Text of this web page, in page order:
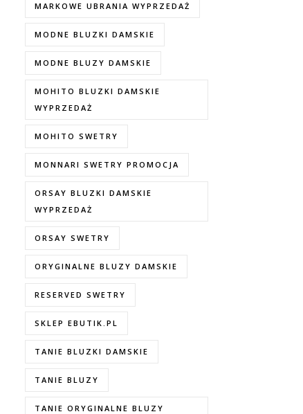
MARKOWE UBRANIA WYPRZEDAŻ
MODNE BLUZKI DAMSKIE
MODNE BLUZY DAMSKIE
MOHITO BLUZKI DAMSKIE
WYPRZEDAŻ
MOHITO SWETRY
MONNARI SWETRY PROMOCJA
ORSAY BLUZKI DAMSKIE
WYPRZEDAŻ
ORSAY SWETRY
ORYGINALNE BLUZY DAMSKIE
RESERVED SWETRY
SKLEP EBUTIK.PL
TANIE BLUZKI DAMSKIE
TANIE BLUZY
TANIE ORYGINALNE BLUZY